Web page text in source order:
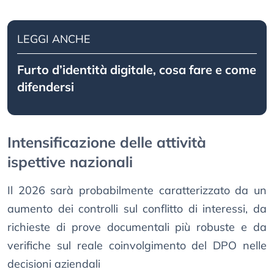
LEGGI ANCHE
Furto d’identità digitale, cosa fare e come
difendersi
Intensificazione delle attività
ispettive nazionali
Il 2026 sarà probabilmente caratterizzato da un
aumento dei controlli sul conflitto di interessi, da
richieste di prove documentali più robuste e da
verifiche sul reale coinvolgimento del DPO nelle
decisioni aziendali